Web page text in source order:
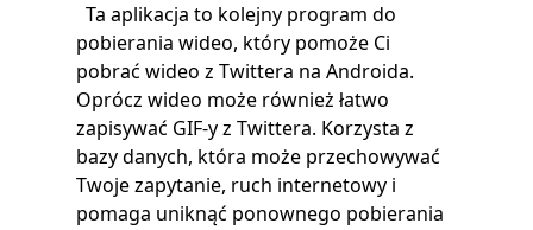
Ta aplikacja to kolejny program do
pobierania wideo, który pomoże Ci
pobrać wideo z Twittera na Androida.
Oprócz wideo może również łatwo
zapisywać GIF-y z Twittera. Korzysta z
bazy danych, która może przechowywać
Twoje zapytanie, ruch internetowy i
pomaga uniknąć ponownego pobierania